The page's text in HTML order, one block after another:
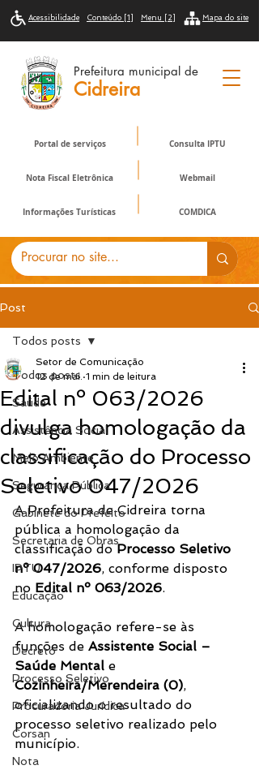
Portal de serviços Consulta IPTU
Nota Fiscal Eletrônica
Informações Turísticas COMDICA
Webmail
Acessibilidade Conteúdo [1] Menu [2] Mapa do site
Prefeitura municipal de
Cidreira
Post
Todos posts
Saúde
Assistência Social
Meio Ambiente
Segurança Pública
Gabinete do Prefeito
Secretaria de Obras
IPTU
Educação
Cultura
Decreto
Processo Seletivo
Procuradoria Jurídica
Corsan
Nota
Todos posts
Edital nº 063/2026
divulga homologação da
classificação do Processo
Seletivo 047/2026
Setor de Comunicação
12 de mai. 1 min de leitura
A Prefeitura de Cidreira torna
pública a homologação da
classificação do Processo Seletivo
nº 047/2026, conforme disposto
no Edital nº 063/2026.
A homologação refere-se às
funções de Assistente Social –
Saúde Mental e
Cozinheira/Merendeira (0),
oficializando o resultado do
processo seletivo realizado pelo
município.